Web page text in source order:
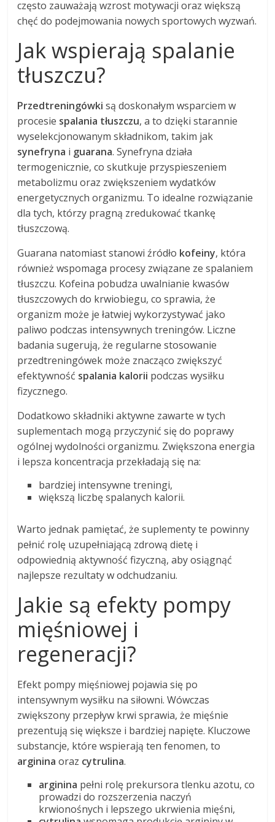
często zauważają wzrost motywacji oraz większą
chęć do podejmowania nowych sportowych wyzwań.
Jak wspierają spalanie
tłuszczu?
Przedtreningówki są doskonałym wsparciem w
procesie spalania tłuszczu, a to dzięki starannie
wyselekcjonowanym składnikom, takim jak
synefryna i guarana. Synefryna działa
termogenicznie, co skutkuje przyspieszeniem
metabolizmu oraz zwiększeniem wydatków
energetycznych organizmu. To idealne rozwiązanie
dla tych, którzy pragną zredukować tkankę
tłuszczową.
Guarana natomiast stanowi źródło kofeiny, która
również wspomaga procesy związane ze spalaniem
tłuszczu. Kofeina pobudza uwalnianie kwasów
tłuszczowych do krwiobiegu, co sprawia, że
organizm może je łatwiej wykorzystywać jako
paliwo podczas intensywnych treningów. Liczne
badania sugerują, że regularne stosowanie
przedtreningówek może znacząco zwiększyć
efektywność spalania kalorii podczas wysiłku
fizycznego.
Dodatkowo składniki aktywne zawarte w tych
suplementach mogą przyczynić się do poprawy
ogólnej wydolności organizmu. Zwiększona energia
i lepsza koncentracja przekładają się na:
bardziej intensywne treningi,
większą liczbę spalanych kalorii.
Warto jednak pamiętać, że suplementy te powinny
pełnić rolę uzupełniającą zdrową dietę i
odpowiednią aktywność fizyczną, aby osiągnąć
najlepsze rezultaty w odchudzaniu.
Jakie są efekty pompy
mięśniowej i
regeneracji?
Efekt pompy mięśniowej pojawia się po
intensywnym wysiłku na siłowni. Wówczas
zwiększony przepływ krwi sprawia, że mięśnie
prezentują się większe i bardziej napięte. Kluczowe
substancje, które wspierają ten fenomen, to
arginina oraz cytrulina.
arginina pełni rolę prekursora tlenku azotu, co
prowadzi do rozszerzenia naczyń
krwionośnych i lepszego ukrwienia mięśni,